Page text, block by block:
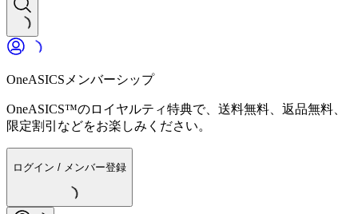
OneASICSメンバーシップ
OneASICS™のロイヤルティ特典で、送料無料、返品無料、
限定割引などをお楽しみください。
ログイン / メンバー登録